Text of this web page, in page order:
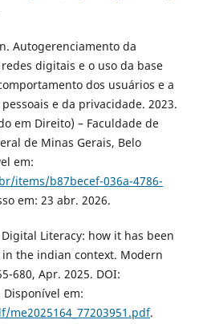
Autogerenciamento da
digitais e o uso da base
dos usuários e a
e da privacidade. 2023.
em Direito) – Faculdade de
de Minas Gerais, Belo
em:
items/b87becef-036a-4786-
em: 23 abr. 2026.
Digital Literacy: how it has been
the indian context. Modern
680, Apr. 2025. DOI:
Disponível em:
.